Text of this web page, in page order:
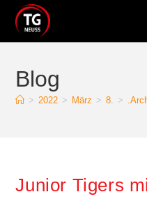
Inhalt
springen
Blog
> 2022 > März > 8. >
Junior Tigers